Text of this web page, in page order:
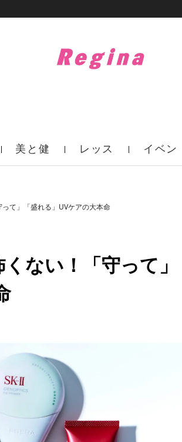
美と健 レッス イベン
て」「盛れる」UVケアの大本命
ない！「守って」